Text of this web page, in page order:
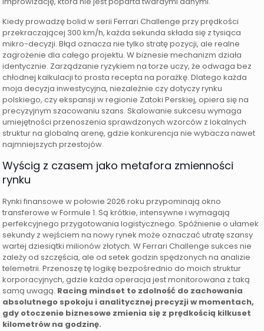
Kiedy prowadzę bolid w serii Ferrari Challenge przy prędkości
przekraczającej 300 km/h, każda sekunda składa się z tysiąca
mikro-decyzji. Błąd oznacza nie tylko stratę pozycji, ale realne
zagrożenie dla całego projektu. W biznesie mechanizm działa
identycznie. Zarządzanie ryzykiem na torze uczy, że odwaga bez
chłodnej kalkulacji to prosta recepta na porażkę. Dlatego każda
moja decyzja inwestycyjna, niezależnie czy dotyczy rynku
polskiego, czy ekspansji w regionie Zatoki Perskiej, opiera się na
precyzyjnym szacowaniu szans. Skalowanie sukcesu wymaga
umiejętności przenoszenia sprawdzonych wzorców z lokalnych
struktur na globalną arenę, gdzie konkurencja nie wybacza nawet
najmniejszych przestojów.
Wyścig z czasem jako metafora zmienności
rynku
Rynki finansowe w połowie 2026 roku przypominają okno
transferowe w Formule 1. Są krótkie, intensywne i wymagają
perfekcyjnego przygotowania logistycznego. Spóźnienie o ułamek
sekundy z wejściem na nowy rynek może oznaczać utratę szansy
wartej dziesiątki milionów złotych. W Ferrari Challenge sukces nie
zależy od szczęścia, ale od setek godzin spędzonych na analizie
telemetrii. Przenoszę tę logikę bezpośrednio do moich struktur
korporacyjnych, gdzie każda operacja jest monitorowana z taką
samą uwagą. Racing mindset to zdolność do zachowania
absolutnego spokoju i analitycznej precyzji w momentach,
gdy otoczenie biznesowe zmienia się z prędkością kilkuset
kilometrów na godzinę.